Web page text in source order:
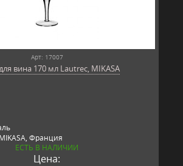
Арт: 17007
вина 170 мл Lautrec, MIKASA
Франция
ЕСТЬ В НАЛИЧИИ
Цена: